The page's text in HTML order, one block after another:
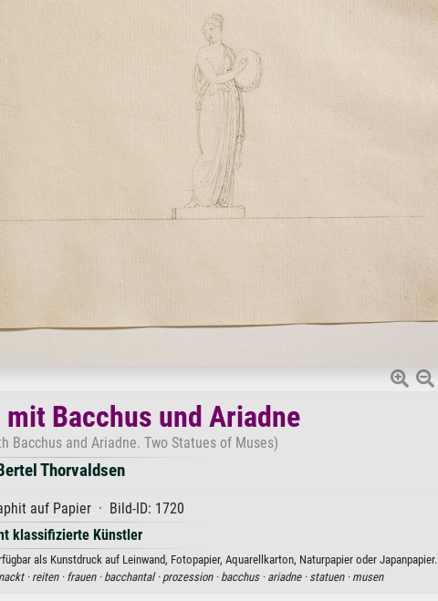
Bacchus und Ariadne
Bacchus and Ariadne. Two Statues of Muses)
Thorvaldsen
auf Papier · Bild-ID: 1720
klassifizierte Künstler
als Kunstdruck auf Leinwand, Fotopapier, Aquarellkarton, Naturpapier oder Japanpapier.
nackt · reiten · frauen · bacchantal · prozession · bacchus · ariadne · statuen · musen